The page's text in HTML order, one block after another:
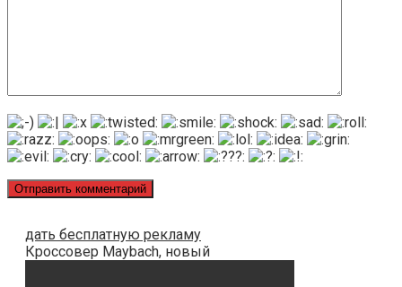
дать бесплатную рекламу
Кроссовер Maybach, новый